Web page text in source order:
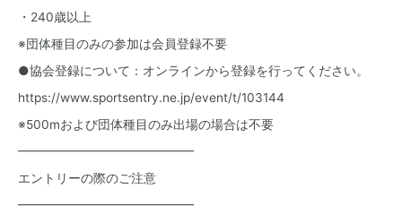
・240歳以上
※団体種目のみの参加は会員登録不要
●協会登録について：オンラインから登録を行ってください。
https://www.sportsentry.ne.jp/event/t/103144
※500mおよび団体種目のみ出場の場合は不要
━━━━━━━━━━━━━━
エントリーの際のご注意
━━━━━━━━━━━━━━